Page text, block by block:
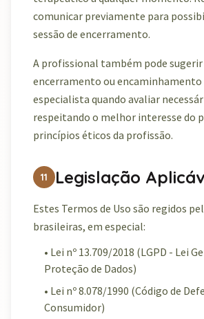
comunicar previamente para
sessão de encerramento.
A profissional também pode sugerir
encerramento ou
especialista quando avaliar
respeitando o melhor interesse do
princípios éticos da profissão.
11 Legislação
Estes Termos de Uso são regidos
brasileiras, em especial:
• Lei nº 13.709/2018 (LGPD - Lei
Proteção de Dados)
• Lei nº 8.078/1990 (Código de
Consumidor)